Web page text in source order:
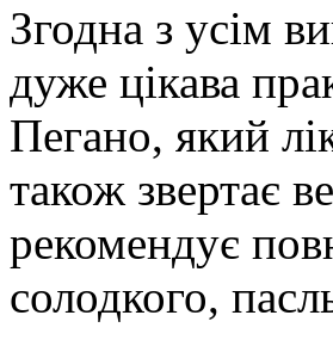
Згодна з усім
дуже цікава
Пегано, який
також звертає
рекомендує
солодкого,